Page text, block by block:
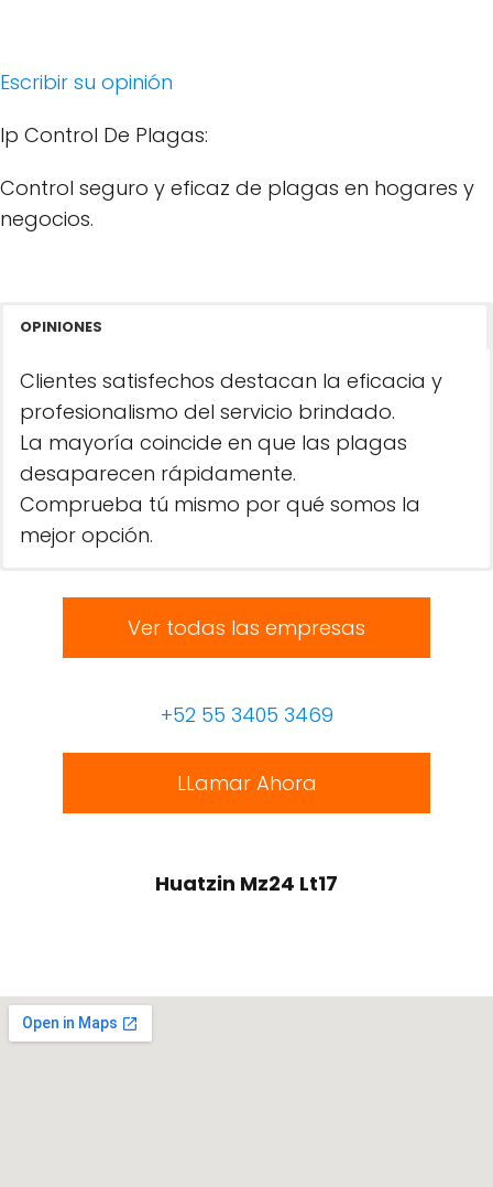
Escribir su opinión
Ip Control De Plagas:
Control seguro y eficaz de plagas en hogares y
negocios.
OPINIONES
Clientes satisfechos destacan la eficacia y
profesionalismo del servicio brindado.
La mayoría coincide en que las plagas
desaparecen rápidamente.
Comprueba tú mismo por qué somos la
mejor opción.
Ver todas las empresas
+52 55 3405 3469
LLamar Ahora
Huatzin Mz24 Lt17